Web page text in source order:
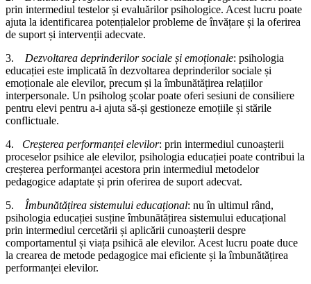
prin intermediul testelor și evaluărilor psihologice. Acest lucru poate
ajuta la identificarea potențialelor probleme de învățare și la oferirea
de suport și intervenții adecvate.
3.
Dezvoltarea deprinderilor sociale și emoționale: psihologia
educației este implicată în dezvoltarea deprinderilor sociale și
emoționale ale elevilor, precum și la îmbunătățirea relațiilor
interpersonale. Un psiholog școlar poate oferi sesiuni de consiliere
pentru elevi pentru a-i ajuta să-și gestioneze emoțiile și stările
conflictuale.
4.
Creșterea performanței elevilor: prin intermediul cunoașterii
proceselor psihice ale elevilor, psihologia educației poate contribui la
creșterea performanței acestora prin intermediul metodelor
pedagogice adaptate și prin oferirea de suport adecvat.
5.
Îmbunătățirea sistemului educațional: nu în ultimul rând,
psihologia educației susține îmbunătățirea sistemului educațional
prin intermediul cercetării și aplicării cunoașterii despre
comportamentul și viața psihică ale elevilor. Acest lucru poate duce
la crearea de metode pedagogice mai eficiente și la îmbunătățirea
performanței elevilor.